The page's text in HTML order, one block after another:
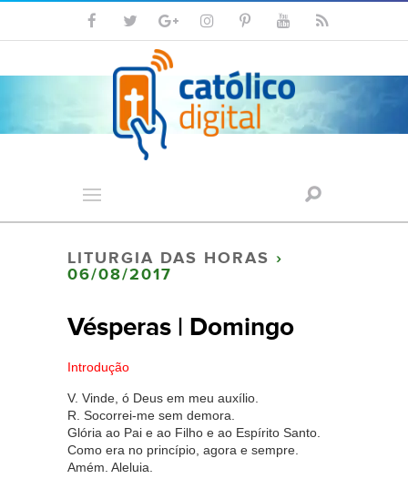
LITURGIA DAS HORAS ›
06/08/2017
Vésperas | Domingo
Introdução
V. Vinde, ó Deus em meu auxílio.
R. Socorrei-me sem demora.
Glória ao Pai e ao Filho e ao Espírito Santo.
Como era no princípio, agora e sempre.
Amém. Aleluia.